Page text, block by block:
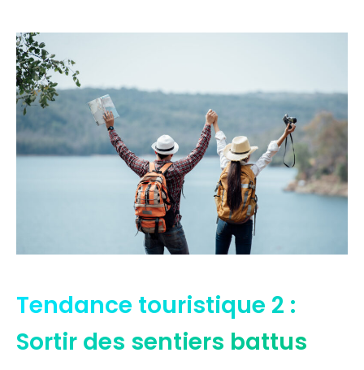
Tendance touristique 2 :
Sortir des sentiers battus